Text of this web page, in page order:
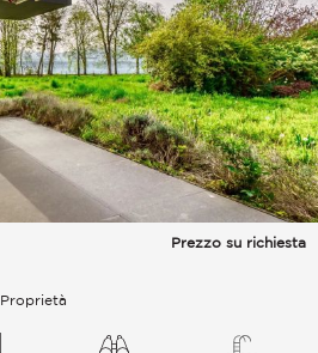
Prezzo su richiesta
Proprietà